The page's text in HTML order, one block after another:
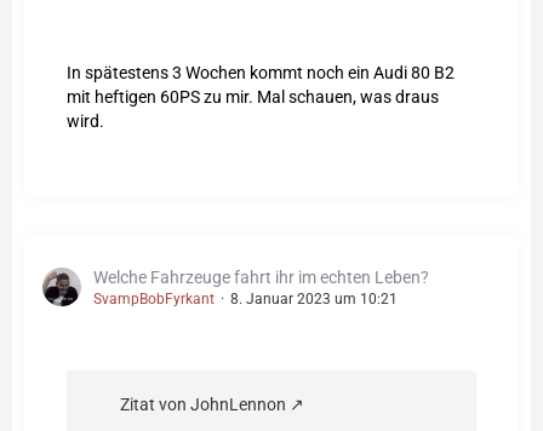
In spätestens 3 Wochen kommt noch ein Audi 80 B2
mit heftigen 60PS zu mir. Mal schauen, was draus
wird.
Welche Fahrzeuge fahrt ihr im echten Leben?
SvampBobFyrkant 8. Januar 2023 um 10:21
Zitat von JohnLennon